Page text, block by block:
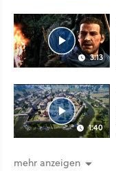
3:13
1:40
mehr anzeigen